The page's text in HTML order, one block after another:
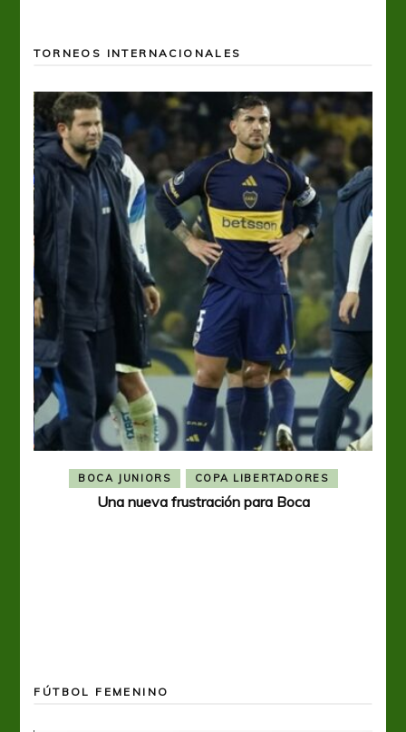
TORNEOS INTERNACIONALES
BOCA JUNIORS COPA LIBERTADORES
Una nueva frustración para Boca
FÚTBOL FEMENINO